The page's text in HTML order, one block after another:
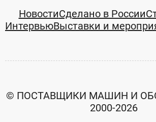
НовостиСделано в России
ИнтервьюВыставки и
© ПОСТАВЩИКИ МАШИН И
2000-2026